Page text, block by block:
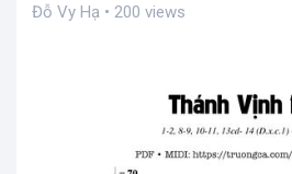
Đỗ Vy Hạ • 200 views